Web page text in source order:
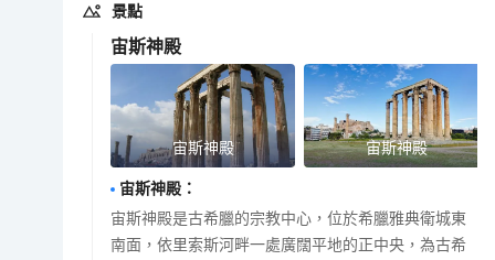
景點
宙斯神殿
宙斯神殿 宙斯神殿
宙斯神殿 ：
宙斯神殿是古希臘的宗教中心，位於希臘雅典衛城東
南面，依里索斯河畔一處廣闊平地的正中央，為古希